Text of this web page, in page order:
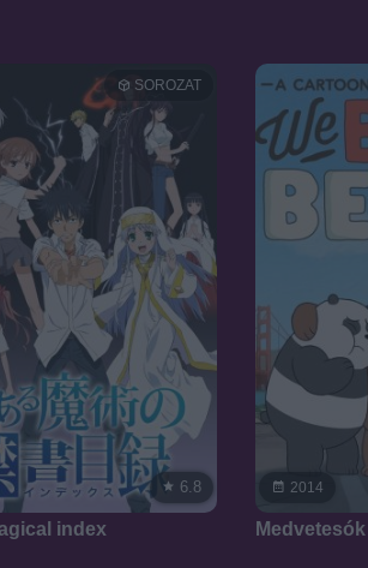
SOROZAT
6.8
index
2014
Medvetesók